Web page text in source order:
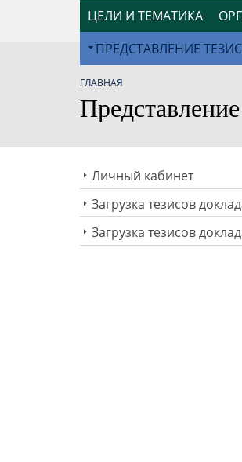
ЦЕЛИ И ТЕМАТИКА
ПРЕДСТАВЛЕНИЕ
ГЛАВНАЯ
Личный кабинет
Загрузка тезисов
Загрузка тезисов